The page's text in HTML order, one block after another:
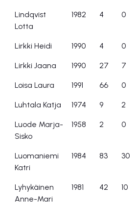
Lindqvist
Lotta
1982 4 0
Lirkki Heidi 1990 4 0
Lirkki Jaana 1990 27 7
Loisa Laura 1991 66 0
Luhtala Katja 1974 9 2
Luode Marja-
Sisko
1958 2 0
Luomaniemi
Katri
1984 83 30
Lyhykäinen
Anne-Mari
1981 42 10